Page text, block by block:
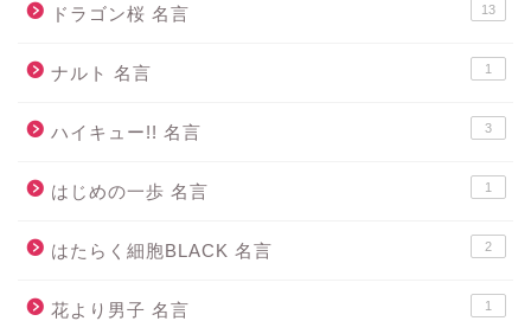
ドラゴン桜 名言 13
ナルト 名言 1
ハイキュー!! 名言 3
はじめの一歩 名言 1
はたらく細胞BLACK 名言 2
花より男子 名言 1